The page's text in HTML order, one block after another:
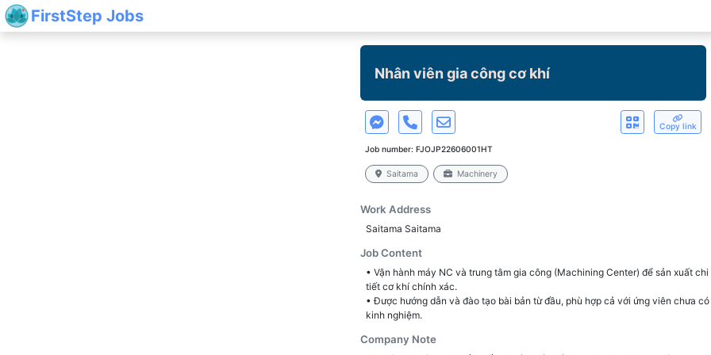
FirstStep Jobs
Nhân viên gia công cơ khí
Copy link
Job number: FJOJP22606001HT
Saitama Machinery
Work Address
Saitama Saitama
Job Content
• Vận hành máy NC và trung tâm gia công (Machining Center) để sản xuất chi
tiết cơ khí chính xác.
• Được hướng dẫn và đào tạo bài bản từ đầu, phù hợp cả với ứng viên chưa có
kinh nghiệm.
Company Note